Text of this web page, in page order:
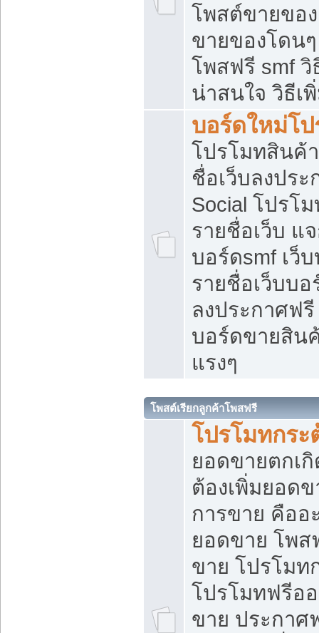
โพสต์ขายขอ
ขายของโดน
โพสฟรี smf
น่าสนใจ วิธีเ
บอร์ดใหม่โ
โปรโมทสินค้
ชื่อเว็บลงปร
Social โปรโ
รายชื่อเว็บ แ
บอร์ดsmf เว็
รายชื่อเว็บบ
ลงประกาศฟรี
บอร์ดขายสิน
แรงๆ
โพสต์เรียกลูกค้าโพสฟรี
โปรโมทกร
ยอดขายตกเ
ต้องเพิ่มยอด
การขาย คืออ
ยอดขาย โพส
ขาย โปรโมท
โปรโมทฟรีอ
ขาย ประกาศ